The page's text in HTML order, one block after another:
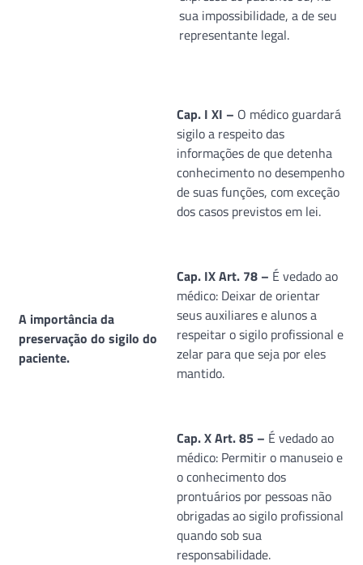
sua impossibilidade, a de seu
representante legal.
A importância da
preservação do sigilo do
paciente.
Cap. I XI – O médico guardará
sigilo a respeito das
informações de que detenha
conhecimento no desempenho
de suas funções, com exceção
dos casos previstos em lei.
Cap. IX Art. 78 – É vedado ao
médico: Deixar de orientar
seus auxiliares e alunos a
respeitar o sigilo profissional e
zelar para que seja por eles
mantido.
Cap. X Art. 85 – É vedado ao
médico: Permitir o manuseio e
o conhecimento dos
prontuários por pessoas não
obrigadas ao sigilo profissional
quando sob sua
responsabilidade.